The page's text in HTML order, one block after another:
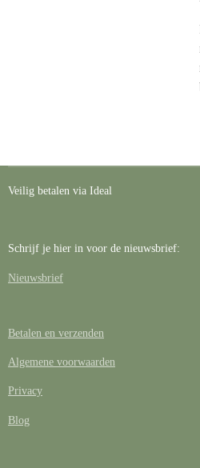
Veilig betalen via Ideal
Schrijf je hier in voor de nieuwsbrief:
Nieuwsbrief
Betalen en verzenden
Algemene voorwaarden
Privacy
Blog